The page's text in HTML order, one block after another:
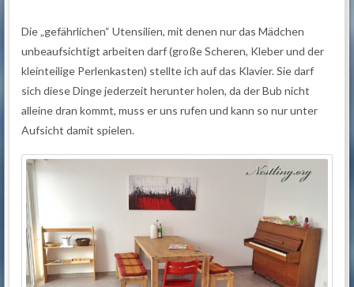
Die „gefährlichen“ Utensilien, mit denen nur das Mädchen
unbeaufsichtigt arbeiten darf (große Scheren, Kleber und der
kleinteilige Perlenkasten) stellte ich auf das Klavier. Sie darf
sich diese Dinge jederzeit herunter holen, da der Bub nicht
alleine dran kommt, muss er uns rufen und kann so nur unter
Aufsicht damit spielen.